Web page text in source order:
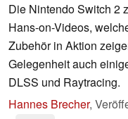
Die Nintendo Switch 2
Hans-on-Videos,
Zubehör in Aktion
Gelegenheit auch
DLSS und Raytracing.
Hannes Brecher,